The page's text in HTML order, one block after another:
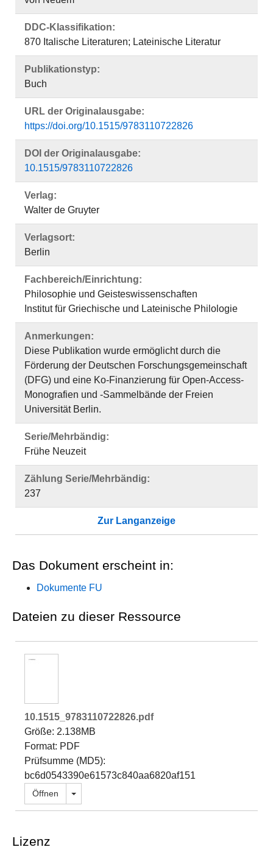
DDC-Klassifikation:
870 Italische Literaturen; Lateinische Literatur
Publikationstyp:
Buch
URL der Originalausgabe:
https://doi.org/10.1515/9783110722826
DOI der Originalausgabe:
10.1515/9783110722826
Verlag:
Walter de Gruyter
Verlagsort:
Berlin
Fachbereich/Einrichtung:
Philosophie und Geisteswissenschaften
Institut für Griechische und Lateinische Philologie
Anmerkungen:
Diese Publikation wurde ermöglicht durch die
Förderung der Deutschen Forschungsgemeinschaft
(DFG) und eine Ko-Finanzierung für Open-Access-
Monografien und -Sammelbände der Freien
Universität Berlin.
Serie/Mehrbändig:
Frühe Neuzeit
Zählung Serie/Mehrbändig:
237
Zur Langanzeige
Das Dokument erscheint in:
Dokumente FU
Dateien zu dieser Ressource
10.1515_9783110722826.pdf
Größe: 2.138MB
Format: PDF
Prüfsumme (MD5):
bc6d0543390e61573c840aa6820af151
Öffnen Dropdown öffnen
Lizenz